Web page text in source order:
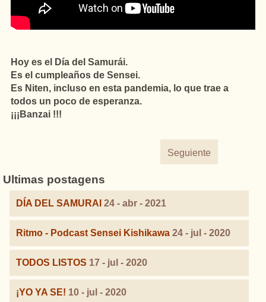
Hoy es el Día del Samurái.
Es el cumpleaños de Sensei.
Es Niten, incluso en esta pandemia, lo que trae a
todos un poco de esperanza.
¡¡¡Banzai !!!
Seguiente
Ultimas postagens
DÍA DEL SAMURAI 24 - abr - 2021
Ritmo - Podcast Sensei Kishikawa 24 - jul - 2020
TODOS LISTOS 17 - jul - 2020
¡YO YA SE! 10 - jul - 2020